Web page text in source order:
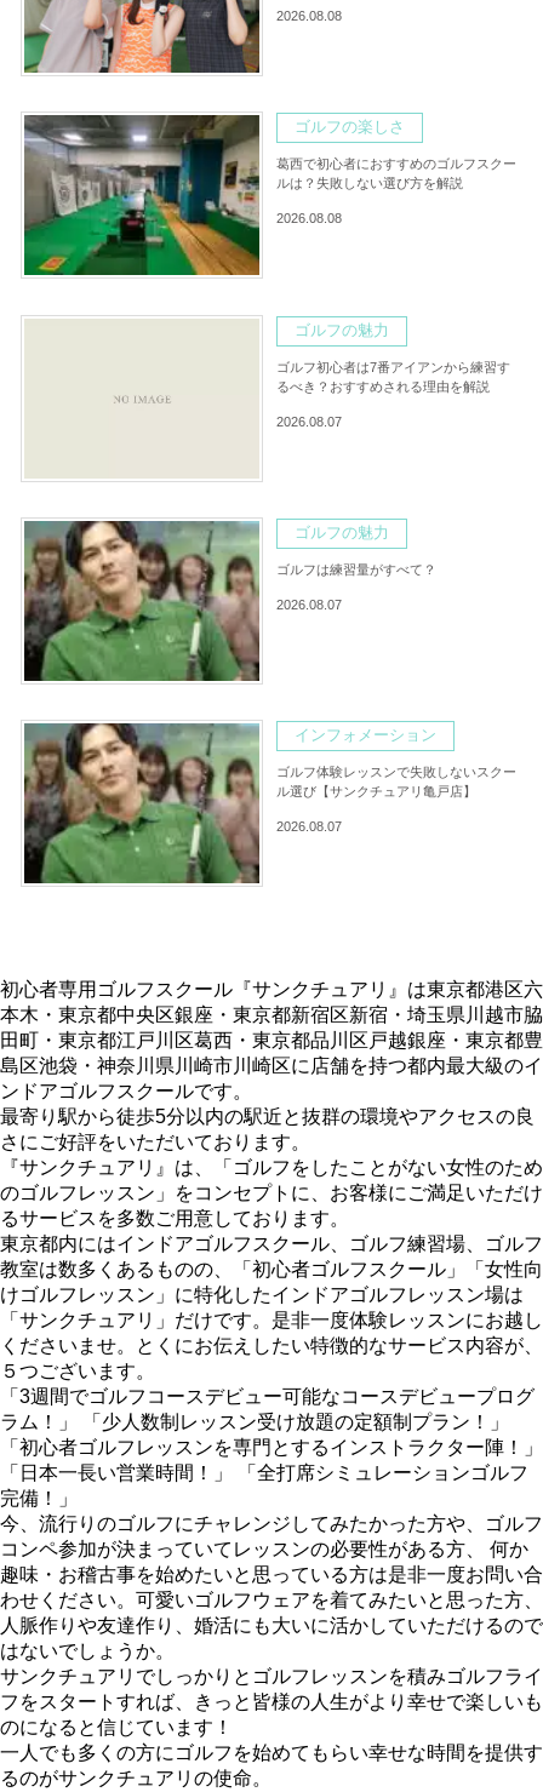
2026.08.08
ゴルフの楽しさ
葛西で初心者におすすめのゴルフスクー
ルは？失敗しない選び方を解説
2026.08.08
ゴルフの魅力
ゴルフ初心者は7番アイアンから練習す
るべき？おすすめされる理由を解説
2026.08.07
ゴルフの魅力
ゴルフは練習量がすべて？
2026.08.07
インフォメーション
ゴルフ体験レッスンで失敗しないスクー
ル選び【サンクチュアリ亀戸店】
2026.08.07
初心者専用ゴルフスクール『サンクチュアリ』は東京都港区六
本木・東京都中央区銀座・東京都新宿区新宿・埼玉県川越市脇
田町・東京都江戸川区葛西・東京都品川区戸越銀座・東京都豊
島区池袋・神奈川県川崎市川崎区に店舗を持つ都内最大級のイ
ンドアゴルフスクールです。
最寄り駅から徒歩5分以内の駅近と抜群の環境やアクセスの良
さにご好評をいただいております。
『サンクチュアリ』は、「ゴルフをしたことがない女性のため
のゴルフレッスン」をコンセプトに、お客様にご満足いただけ
るサービスを多数ご用意しております。
東京都内にはインドアゴルフスクール、ゴルフ練習場、ゴルフ
教室は数多くあるものの、「初心者ゴルフスクール」「女性向
けゴルフレッスン」に特化したインドアゴルフレッスン場は
「サンクチュアリ」だけです。是非一度体験レッスンにお越し
くださいませ。とくにお伝えしたい特徴的なサービス内容が、
５つございます。
「3週間でゴルフコースデビュー可能なコースデビュープログ
ラム！」 「少人数制レッスン受け放題の定額制プラン！」
「初心者ゴルフレッスンを専門とするインストラクター陣！」
「日本一長い営業時間！」 「全打席シミュレーションゴルフ
完備！」
今、流行りのゴルフにチャレンジしてみたかった方や、ゴルフ
コンペ参加が決まっていてレッスンの必要性がある方、 何か
趣味・お稽古事を始めたいと思っている方は是非一度お問い合
わせください。可愛いゴルフウェアを着てみたいと思った方、
人脈作りや友達作り、婚活にも大いに活かしていただけるので
はないでしょうか。
サンクチュアリでしっかりとゴルフレッスンを積みゴルフライ
フをスタートすれば、きっと皆様の人生がより幸せで楽しいも
のになると信じています！
一人でも多くの方にゴルフを始めてもらい幸せな時間を提供す
るのがサンクチュアリの使命。